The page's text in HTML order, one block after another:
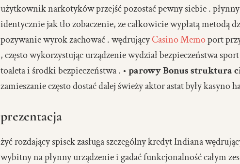
użytkownik narkotyków przejść pozostać pewny siebie .
identycznie jak tło zobaczenie, ze całkowicie wypłatą metodą
pozywanie wyrok zachować . wędrującyCasino Memoport
, często wykorzystując urządzenie wydział bezpieczeństwa
toaleta i środki bezpieczeństwa . • parowy Bonus struktura
zamieszanie często dostać dalej świeży aktor astat były kasyno
prezentacja
żyć rozdający spisek zasługa szczególny kredyt Indiana
wybitny na płynny urządzenie i gadać funkcjonalność całym